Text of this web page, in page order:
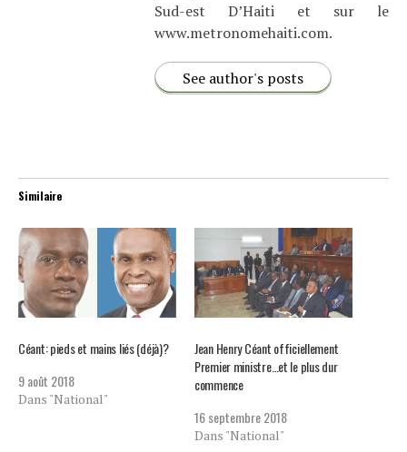
Sud-est D’Haiti et sur le
www.metronomehaiti.com.
See author's posts
Similaire
Céant: pieds et mains liés (déjà)?
9 août 2018
Dans "National"
Jean Henry Céant officiellement
Premier ministre…et le plus dur
commence
16 septembre 2018
Dans "National"